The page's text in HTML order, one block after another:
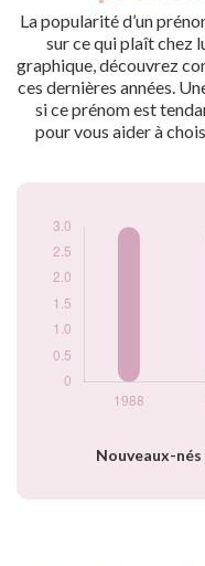
La popularité d’un
sur ce qui plaît chez
graphique, découvrez
ces dernières années.
si ce prénom est
pour vous aider à
Nouveaux-
Popularité du
prénom Claire-alix
par année
1990
3
1998
3
2002
3